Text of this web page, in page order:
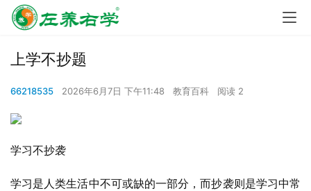
上学不抄题
66218535 2026年6月7日 下午11:48 教育百科 阅读 2
学习不抄袭
学习是人类生活中不可或缺的一部分，而抄袭则是学习中常